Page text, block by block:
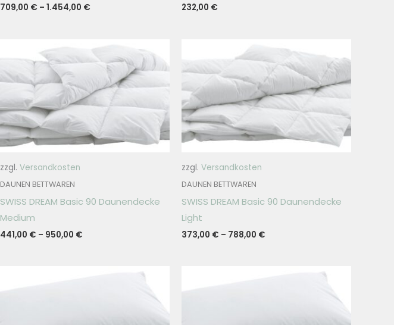
709,00 € – 1.454,00 € 232,00 €
zzgl. Versandkosten
DAUNEN BETTWAREN
SWISS DREAM Basic 90 Daunendecke
Medium
441,00 € – 950,00 €
zzgl. Versandkosten
DAUNEN BETTWAREN
SWISS DREAM Basic 90 Daunendecke
Light
373,00 € – 788,00 €